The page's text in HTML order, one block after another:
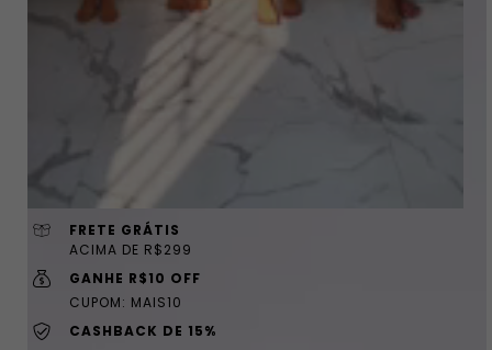
FRETE GRÁTIS
ACIMA DE R$299
GANHE R$10 OFF
CUPOM: MAIS10
CASHBACK DE 15%